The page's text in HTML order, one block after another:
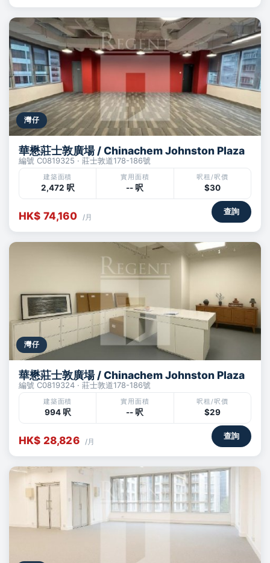
灣仔
華懋莊士敦廣場 / Chinachem Johnston Plaza
編號 C0819325 · 莊士敦道178-186號
建築面積
2,472 呎
實用面積
-- 呎
呎租/呎價
$30
HK$ 74,160 /月
查詢
灣仔
華懋莊士敦廣場 / Chinachem Johnston Plaza
編號 C0819324 · 莊士敦道178-186號
建築面積
994 呎
實用面積
-- 呎
呎租/呎價
$29
HK$ 28,826 /月
查詢